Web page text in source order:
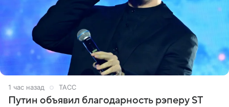
1 час назад ТАСС
Путин объявил благодарность рэперу ST